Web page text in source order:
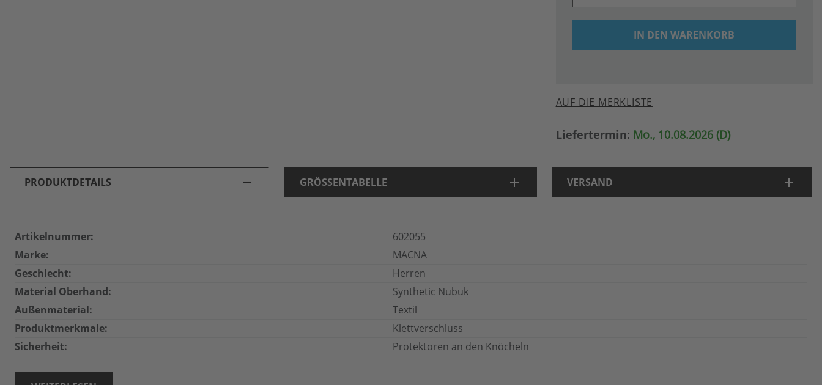
IN DEN WARENKORB
AUF DIE MERKLISTE
Liefertermin: Mo., 10.08.2026 (D)
PRODUKTDETAILS
Artikelnummer:
602055
Marke:
MACNA
Geschlecht:
Herren
Material Oberhand:
Synthetic Nubuk
Außenmaterial:
Textil
Produktmerkmale:
Klettverschluss
Sicherheit:
Protektoren an den Knöcheln
GRÖSSENTABELLE VERSAND